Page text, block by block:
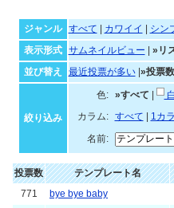
ジャンル すべて カワイイ シン
表示形式
サムネイルビュー
»リ
並び替え
最近投票が多い| »投票
絞り込み
色: »すべて 白
カラム:
すべて 1カ
名前:
投票数 テンプレート名
771
bye bye baby